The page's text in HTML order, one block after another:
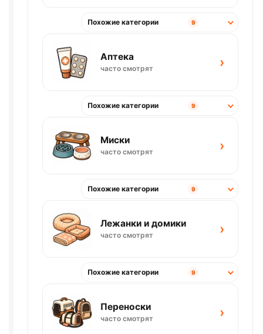
Похожие категории 9
Аптека
часто смотрят ›
Похожие категории 9
Миски
часто смотрят ›
Похожие категории 9
Лежанки и домики
часто смотрят ›
Похожие категории 9
Переноски
часто смотрят ›